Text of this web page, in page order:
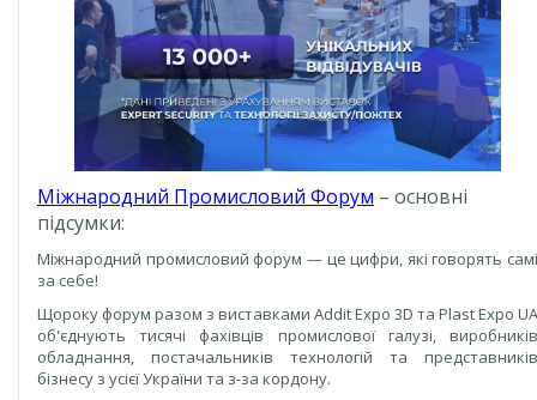
Міжнародний Промисловий Форум – основні
підсумки:
Міжнародний промисловий форум — це цифри, які говорять самі
за себе!
Щороку форум разом з виставками Addit Expo 3D та Plast Expo UA
об'єднують тисячі фахівців промислової галузі, виробників
обладнання, постачальників технологій та представників
бізнесу з усієї України та з-за кордону.